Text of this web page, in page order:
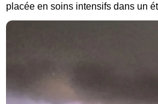
placée en soins intensifs dans un